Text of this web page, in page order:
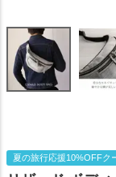
夏の旅行応援10%OFFク